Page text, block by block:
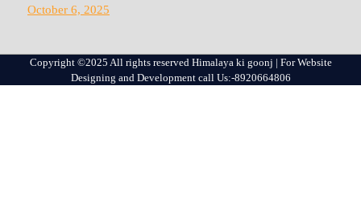
October 6, 2025
Copyright ©2025 All rights reserved Himalaya ki goonj | For Website
Designing and Development call Us:-8920664806